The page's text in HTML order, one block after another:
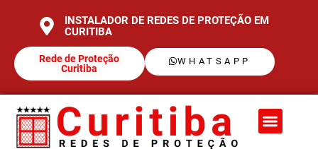
INSTALADOR DE REDES DE PROTEÇÃO EM
CURITIBA
Rede de Proteção
Curitiba
WHATSAPP